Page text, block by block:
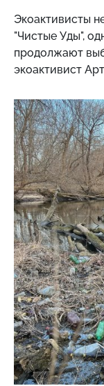
Экоактивисты
"Чистые Уды",
продолжают
экоактивист